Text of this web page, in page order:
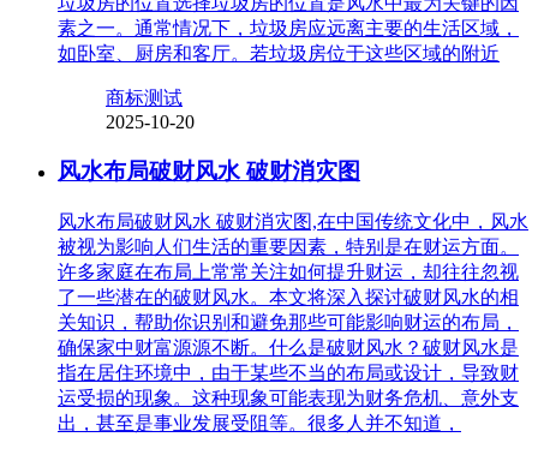
素之一。通常情况下，垃圾房应远离主要的生活区域，
如卧室、厨房和客厅。若垃圾房位于这些区域的附近
商标测试
2025-10-20
风水布局破财风水 破财消灾图
风水布局破财风水 破财消灾图,在中国传统文化中，风水
被视为影响人们生活的重要因素，特别是在财运方面。
许多家庭在布局上常常关注如何提升财运，却往往忽视
了一些潜在的破财风水。本文将深入探讨破财风水的相
关知识，帮助你识别和避免那些可能影响财运的布局，
确保家中财富源源不断。什么是破财风水？破财风水是
指在居住环境中，由于某些不当的布局或设计，导致财
运受损的现象。这种现象可能表现为财务危机、意外支
出，甚至是事业发展受阻等。很多人并不知道，